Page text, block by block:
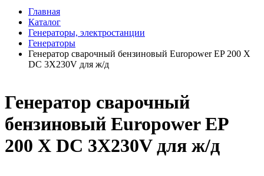
Главная
Каталог
Генераторы, электростанции
Генераторы
Генератор сварочный бензиновый Europower EP 200 Х
DC 3X230V для ж/д
Генератор сварочный
бензиновый Europower EP
200 Х DC 3X230V для ж/д